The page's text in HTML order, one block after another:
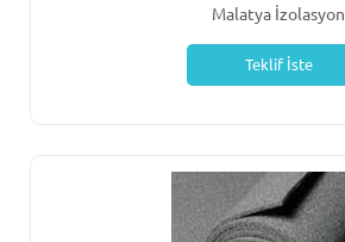
Malatya İzolasyon
Teklif İste